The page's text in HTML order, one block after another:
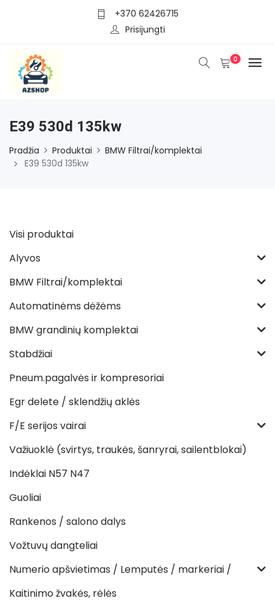
+370 62426715
Prisijungti
0
E39 530d 135kw
Pradžia Produktai
BMW Filtrai/komplektai
E39 530d 135kw
Visi produktai
Alyvos
BMW Filtrai/komplektai
Automatinėms dėžėms
BMW grandinių komplektai
Stabdžiai
Pneum.pagalvės ir kompresoriai
Egr delete / sklendžių aklės
F/E serijos vairai
Važiuoklė (svirtys, traukės, šanryrai, sailentblokai)
Indėklai N57 N47
Guoliai
Rankenos / salono dalys
Vožtuvų dangteliai
Numerio apšvietimas / Lemputės / markeriai /
Kaitinimo žvakės, rėlės